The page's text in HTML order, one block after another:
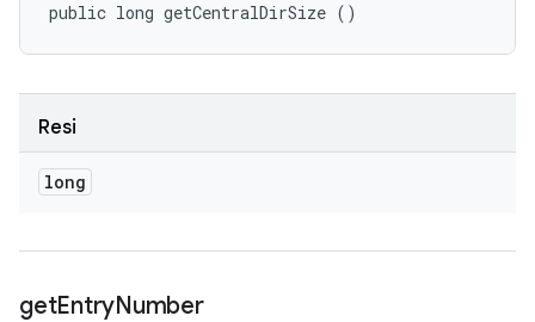
public long getCentralDirSize ()
Resi
long
getEntryNumber